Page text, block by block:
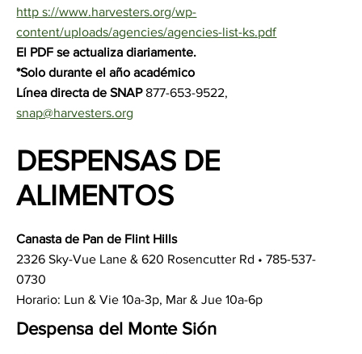
http s://www.harvesters.org/wp-
content/uploads/agencies/agencies-list-ks.pdf
El PDF se actualiza diariamente.
*Solo durante el año académico
Línea directa de SNAP877-653-9522,
snap@harvesters.org
DESPENSAS DE
ALIMENTOS
Canasta de Pan de Flint Hills
2326 Sky-Vue Lane & 620 Rosencutter Rd • 785-537-
0730
Horario: Lun & Vie 10a-3p, Mar & Jue 10a-6p
Despensa del Monte Sión